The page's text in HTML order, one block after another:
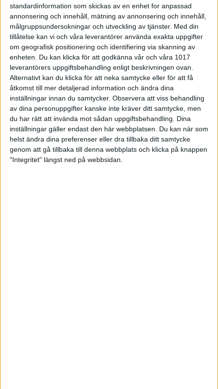
standardinformation som skickas av en enhet for anpassad
annonsering och innehåll, mätning av annonsering och innehåll,
målgruppsundersokningar och utveckling av tjänster. Med din
tillåtelse kan vi och våra leverantörer använda exakta uppgifter
om geografisk positionering och identifiering via skanning av
enheten. Du kan klicka för att godkänna vår och våra 1017
leverantörers uppgiftsbehandling enligt beskrivningen ovan.
Alternativt kan du klicka för att neka samtycke eller för att få
åtkomst till mer detaljerad information och ändra dina
inställningar innan du samtycker. Observera att viss behandling
av dina personuppgifter kanske inte kräver ditt samtycke, men
du har rätt att invända mot sådan uppgiftsbehandling. Dina
inställningar gäller endast den här webbplatsen. Du kan när som
helst ändra dina preferenser eller dra tillbaka ditt samtycke
genom att gå tillbaka till denna webbplats och klicka på knappen
"Integritet" längst ned på webbsidan.
Jesper Svensson 28:a i
Tournament of Champions
26 april 2024 21:42